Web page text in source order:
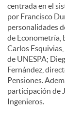
t
e
n
centrada en el
por Francisco
personalidades
de Econometría,
Carlos
de UNESPA;
Fernández,
Pensiones.
participación de
Ingenieros.